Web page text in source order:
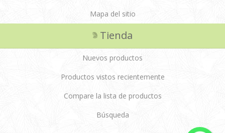
Mapa del sitio
Tienda
Nuevos productos
Productos vistos recientemente
Compare la lista de productos
Búsqueda